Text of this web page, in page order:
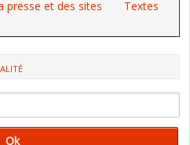
presse et des sites
Textes